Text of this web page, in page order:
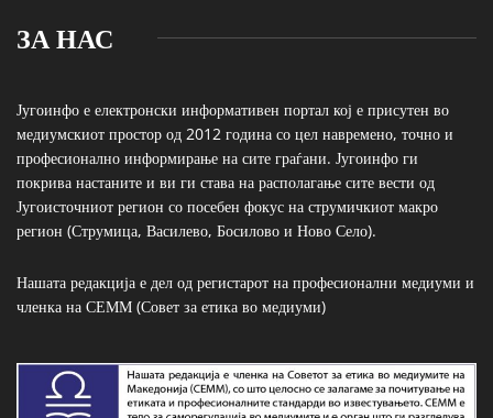
ЗА НАС
Југоинфо е електронски информативен портал кој е присутен во
медиумскиот простор од 2012 година со цел навремено, точно и
професионално информирање на сите граѓани. Југоинфо ги
покрива настаните и ви ги става на располагање сите вести од
Југоисточниот регион со посебен фокус на струмичкиот макро
регион (Струмица, Василево, Босилово и Ново Село).
Нашата редакција е дел од регистарот на професионални медиуми и
членка на СЕММ (Совет за етика во медиуми)